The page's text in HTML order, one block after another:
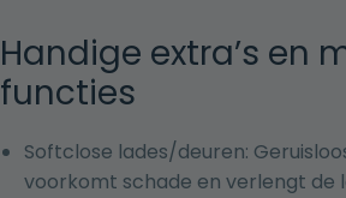
Handige extra’s en
functies
Softclose lades/deuren:
voorkomt schade en verlengt de